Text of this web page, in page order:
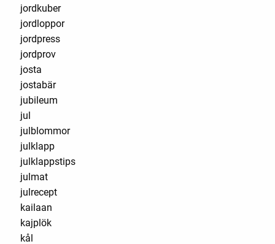
jordkuber
jordloppor
jordpress
jordprov
josta
jostabär
jubileum
jul
julblommor
julklapp
julklappstips
julmat
julrecept
kailaan
kajplök
kål